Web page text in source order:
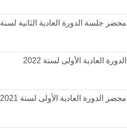
محضر جلسة الدورة العادية الثانية لسنة 2022
الدورة العادية الأولى لسنة 2022
مجضر الدورة العادية الأولى لسنة 2021